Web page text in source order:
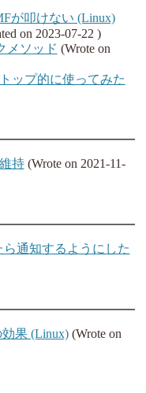
が叩けない (Linux)
on 2023-07-22 )
メソッド (Wrote on
ップ的に使ってみた
持(Wrote on 2021-11-
ら通知するようにした
効果 (Linux)(Wrote on